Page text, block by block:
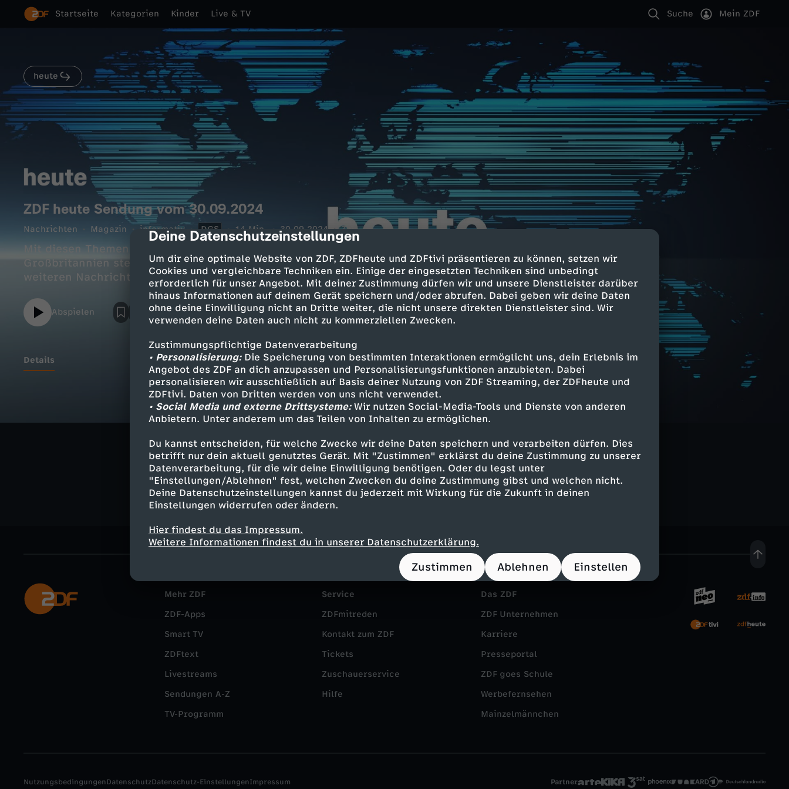
cmp-dialog-description
Deine Datenschutzeinstellungen
Um dir eine optimale Website von ZDF, ZDFheute und ZDFtivi präsentieren zu können, setzen wir
Cookies und vergleichbare Techniken ein. Einige der eingesetzten Techniken sind unbedingt
erforderlich für unser Angebot. Mit deiner Zustimmung dürfen wir und unsere Dienstleister darüber
hinaus Informationen auf deinem Gerät speichern und/oder abrufen. Dabei geben wir deine Daten
ohne deine Einwilligung nicht an Dritte weiter, die nicht unsere direkten Dienstleister sind. Wir
verwenden deine Daten auch nicht zu kommerziellen Zwecken.
Zustimmungspflichtige Datenverarbeitung
• Personalisierung:Die Speicherung von bestimmten Interaktionen ermöglicht uns, dein Erlebnis im
Angebot des ZDF an dich anzupassen und Personalisierungsfunktionen anzubieten. Dabei
personalisieren wir ausschließlich auf Basis deiner Nutzung von ZDF Streaming, der ZDFheute und
ZDFtivi. Daten von Dritten werden von uns nicht verwendet.
• Social Media und externe Drittsysteme:Wir nutzen Social-Media-Tools und Dienste von anderen
Anbietern. Unter anderem um das Teilen von Inhalten zu ermöglichen.
Du kannst entscheiden, für welche Zwecke wir deine Daten speichern und verarbeiten dürfen. Dies
betrifft nur dein aktuell genutztes Gerät. Mit "Zustimmen" erklärst du deine Zustimmung zu unserer
Datenverarbeitung, für die wir deine Einwilligung benötigen. Oder du legst unter
"Einstellungen/Ablehnen" fest, welchen Zwecken du deine Zustimmung gibst und welchen nicht.
Deine Datenschutzeinstellungen kannst du jederzeit mit Wirkung für die Zukunft in deinen
Einstellungen widerrufen oder ändern.
Hier findest du das Impressum.
Weitere Informationen findest du in unserer Datenschutzerklärung.
Zustimmen Ablehnen Einstellen
Startseite Kategorien Kinder Live & TV Suche Mein ZDF
heute
ZDF heute Sendung vom 30.09.2024
Nachrichten Magazin informativ DGS 14 Min. 30.09.2024 ZDF
Mit diesen Themen: 100.000 Libanesen nach Syrien geflohen;
Großbritannien steigt aus Kohle aus; Winterreifen brauchen Alpine-Symbol;
weiteren Nachrichten und dem Wetter.
Abspielen
Details
Ähnliche Inhalte entdecken
Nachrichten Magazin informativ
Deutsche Gebärdensprache
heute
Mehr ZDF
ZDF-Apps
Smart TV
ZDFtext
Livestreams
Sendungen A-Z
TV-Programm
Service
ZDFmitreden
Kontakt zum ZDF
Tickets
Zuschauerservice
Hilfe
Das ZDF
ZDF Unternehmen
Karriere
Presseportal
ZDF goes Schule
Werbefernsehen
Mainzelmännchen
Partner
NutzungsbedingungenDatenschutzDatenschutz-EinstellungenImpressum